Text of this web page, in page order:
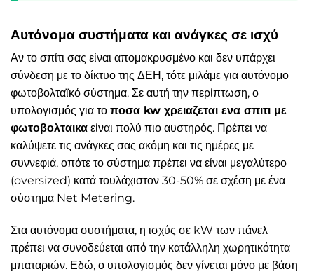
Αυτόνομα συστήματα και ανάγκες σε ισχύ
Αν το σπίτι σας είναι απομακρυσμένο και δεν υπάρχει
σύνδεση με το δίκτυο της ΔΕΗ, τότε μιλάμε για αυτόνομο
φωτοβολταϊκό σύστημα. Σε αυτή την περίπτωση, ο
υπολογισμός για το ποσα kw χρειαζεται ενα σπιτι με
φωτοβολταικα είναι πολύ πιο αυστηρός. Πρέπει να
καλύψετε τις ανάγκες σας ακόμη και τις ημέρες με
συννεφιά, οπότε το σύστημα πρέπει να είναι μεγαλύτερο
(oversized) κατά τουλάχιστον 30-50% σε σχέση με ένα
σύστημα Net Metering.
Στα αυτόνομα συστήματα, η ισχύς σε kW των πάνελ
πρέπει να συνοδεύεται από την κατάλληλη χωρητικότητα
μπαταριών. Εδώ, ο υπολογισμός δεν γίνεται μόνο με βάση